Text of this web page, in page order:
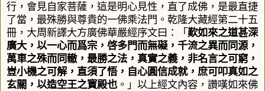
行，會見自家菩薩，這是明心見性，直了成佛，是最直捷
了當，最殊勝與尊貴的一佛乘法門。乾隆大藏經第二十五
冊，大周新譯大方廣佛華嚴經序文曰：「 歎如來之道甚深
廣大，以一心而爲宗，啓多門而無礙，千流之異而同源，
萬車之殊而同轍，最勝之法，真實之義，非名言之可窮，
豈小機之可解，直須了悟，自心圓信成就，庶可叩真如之
玄關，以造空王之寳殿也。」 以上經文內容，讚嘆如來佛